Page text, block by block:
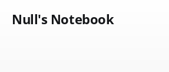
Null's Notebook